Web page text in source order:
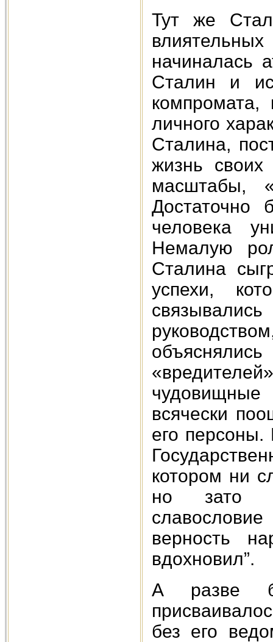
Тут же
начиналась
Сталин и
личного
Сталина,
жизнь своих
масштабы,
Достаточно
человека
Немалую
Сталина
успехи,
всячески
его
котором ни
но зато
верность
вдохновил”.
А разве
без его